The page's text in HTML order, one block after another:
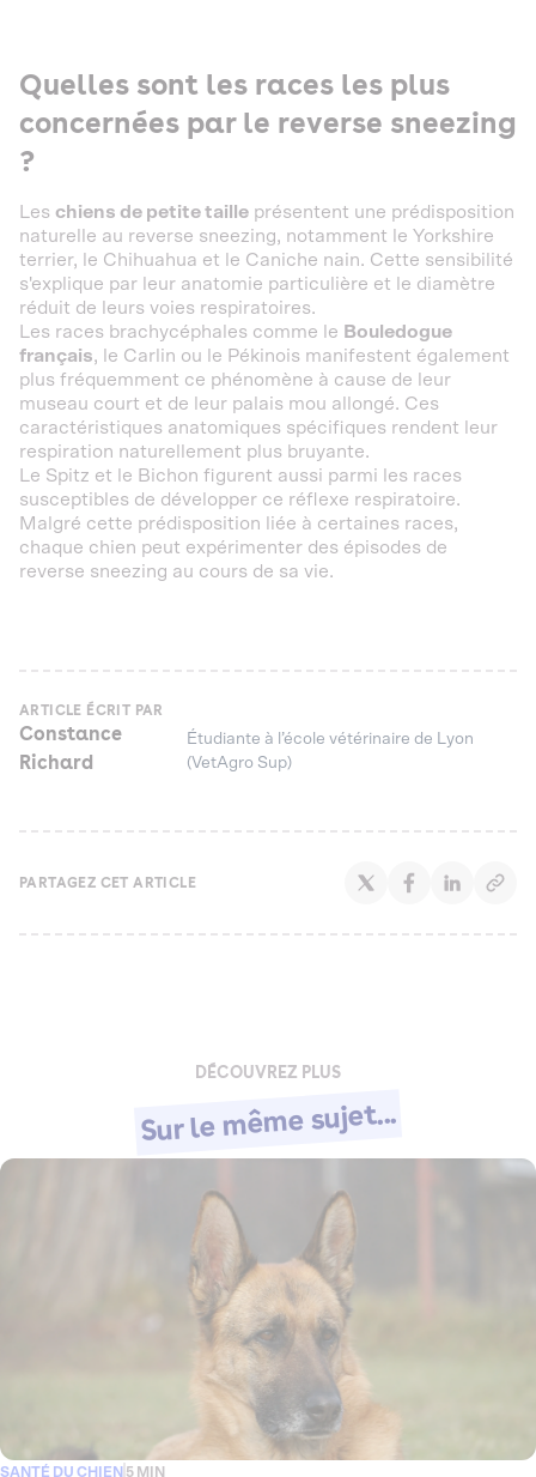
Quelles sont les races les plus
concernées par le reverse sneezing
?
Les chiens de petite taille présentent une prédisposition
naturelle au reverse sneezing, notamment le Yorkshire
terrier, le Chihuahua et le Caniche nain. Cette sensibilité
s'explique par leur anatomie particulière et le diamètre
réduit de leurs voies respiratoires.
Les races brachycéphales comme le Bouledogue
français, le Carlin ou le Pékinois manifestent également
plus fréquemment ce phénomène à cause de leur
museau court et de leur palais mou allongé. Ces
caractéristiques anatomiques spécifiques rendent leur
respiration naturellement plus bruyante.
Le Spitz et le Bichon figurent aussi parmi les races
susceptibles de développer ce réflexe respiratoire.
Malgré cette prédisposition liée à certaines races,
chaque chien peut expérimenter des épisodes de
reverse sneezing au cours de sa vie.
ARTICLE ÉCRIT PAR
Constance
Richard
Étudiante à l’école vétérinaire de Lyon
(VetAgro Sup)
PARTAGEZ CET ARTICLE
DÉCOUVREZ PLUS
Sur le même sujet...
SANTÉ DU CHIEN 5 MIN